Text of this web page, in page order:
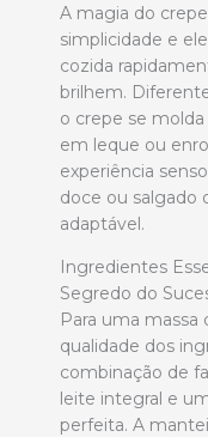
A magia do
simplicidade e
cozida
brilhem.
o crepe se
em leque ou
experiência
doce ou salgado
adaptável.
Ingredientes
Segredo do
Para uma massa
qualidade dos
combinação de
leite integral e
perfeita. A